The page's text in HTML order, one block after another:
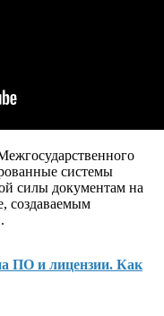
системы
силы документам на
создаваемым
ПО и лицензии. Как